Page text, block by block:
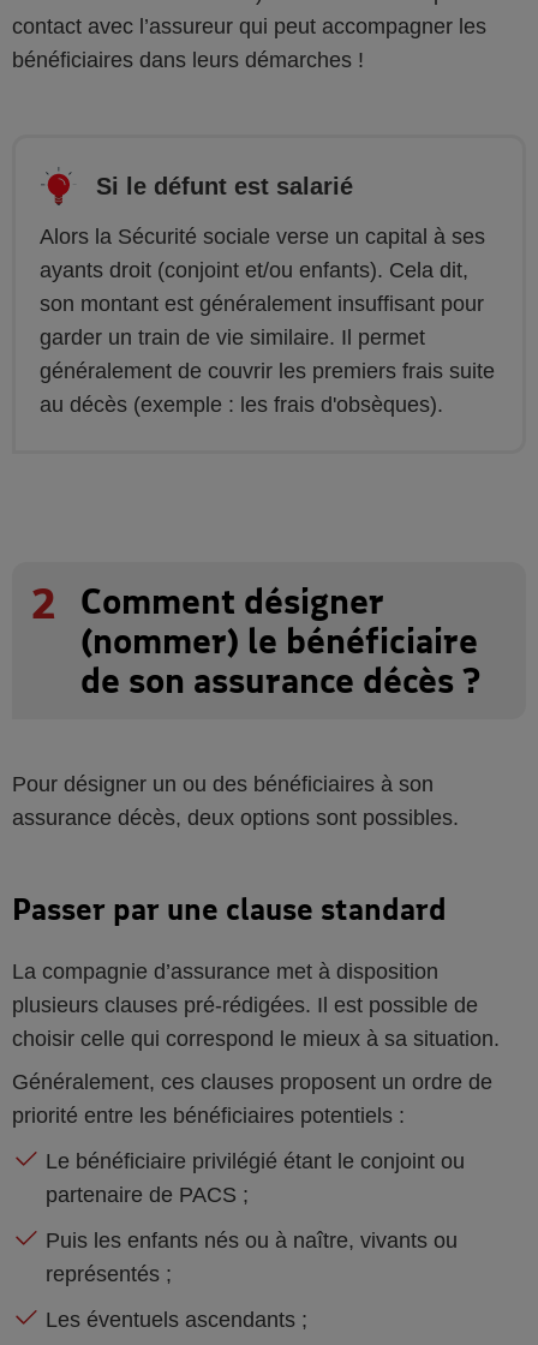
contact avec l’assureur qui peut accompagner les
bénéficiaires dans leurs démarches !
Si le défunt est salarié
Alors la Sécurité sociale verse un capital à ses
ayants droit (conjoint et/ou enfants). Cela dit,
son montant est généralement insuffisant pour
garder un train de vie similaire. Il permet
généralement de couvrir les premiers frais suite
au décès (exemple : les frais d'obsèques).
2
Comment désigner
(nommer) le bénéficiaire
de son assurance décès ?
Pour désigner un ou des bénéficiaires à son
assurance décès, deux options sont possibles.
Passer par une clause standard
La compagnie d’assurance met à disposition
plusieurs clauses pré-rédigées. Il est possible de
choisir celle qui correspond le mieux à sa situation.
Généralement, ces clauses proposent un ordre de
priorité entre les bénéficiaires potentiels :
Le bénéficiaire privilégié étant le conjoint ou
partenaire de PACS ;
Puis les enfants nés ou à naître, vivants ou
représentés ;
Les éventuels ascendants ;